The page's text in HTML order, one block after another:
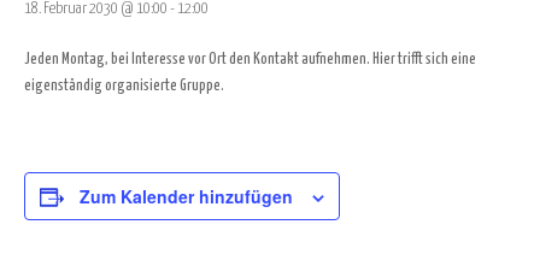
18. Februar 2030 @ 10:00 - 12:00
Jeden Montag, bei Interesse vor Ort den Kontakt aufnehmen. Hier trifft sich eine
eigenständig organisierte Gruppe.
Zum Kalender hinzufügen